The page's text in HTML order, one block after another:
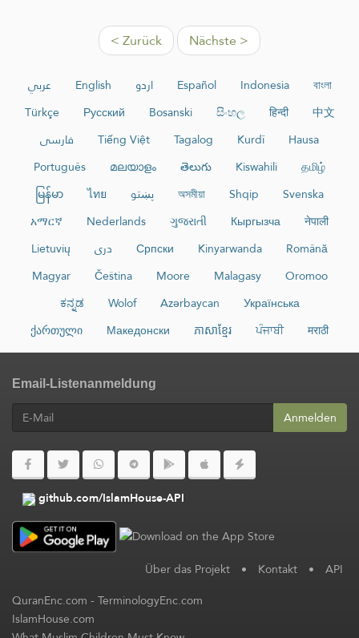
< Zurück Nächste >
عربي English اردو Español Indonesia
বাংলা
Türkçe
Русский Bosanski සිංහල हिन्दी
中文
فارسی
Tiếng Việt Tagalog Kurdî
Hausa
Português
മലയാളം తెలుగు Kiswahili
தமிழ்
မြန်မာ
ไทย پښتو অসমীয়া Shqip
Svenska
አማርኛ
Nederlands ગુજરાતી Кыргызча
नेपाली
Lietuvių
دری Српски Kinyarwanda
Română
Magyar
Čeština Moore Malagasy
Oromoo
ಕನ್ನಡ
Wolof Azərbaycan
Українська
ქართული
Македонски ភាសាខ្មែរ ਪੰਜਾਬੀ मराठी
Email-Listenanmeldung
Anmelden
github.com/IslamHouse-API
Über das Projekt • Kontakt • API
QuranEnc.com-TerminologyEnc.com
IslamHouse.com